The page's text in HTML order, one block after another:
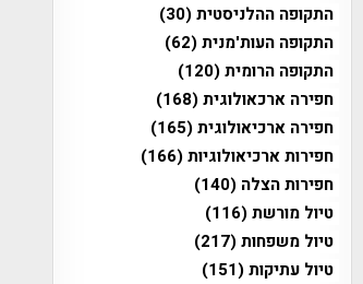
התקופה ההלניסטית(30)
התקופה העות'מנית(62)
התקופה הרומית(120)
חפירה ארכאולוגית(168)
חפירה ארכיאולוגית(165)
חפירות ארכיאולוגיות(166)
חפירות הצלה (140)
טיול מורשת(116)
טיול משפחות(217)
טיול עתיקות(151)